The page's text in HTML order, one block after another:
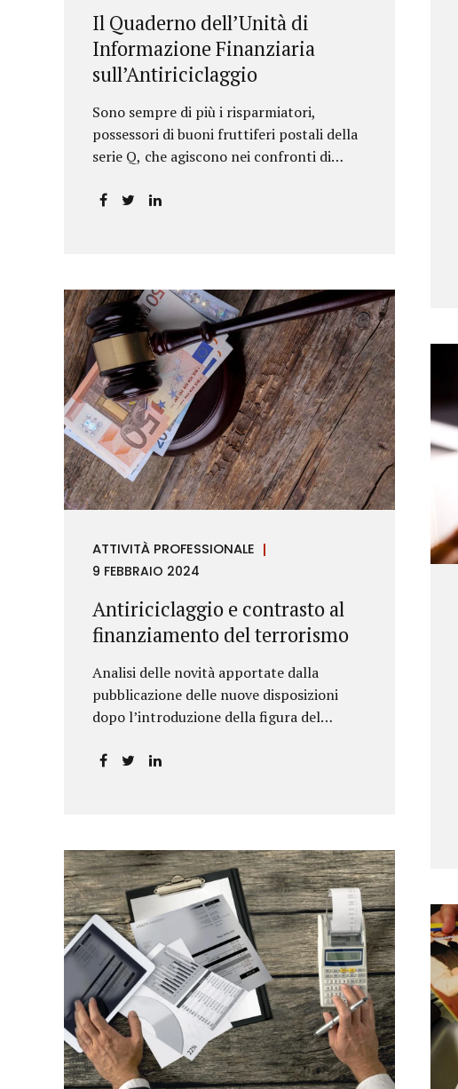
Il Quaderno dell’Unità di
Informazione Finanziaria
sull’Antiriciclaggio
Sono sempre di più i risparmiatori,
possessori di buoni fruttiferi postali della
serie Q, che agiscono nei confronti di
ATTIVITÀ PROFESSIONALE
9 FEBBRAIO 2024
Antiriciclaggio e contrasto al
finanziamento del terrorismo
Analisi delle novità apportate dalla
pubblicazione delle nuove disposizioni
dopo l’introduzione della figura del